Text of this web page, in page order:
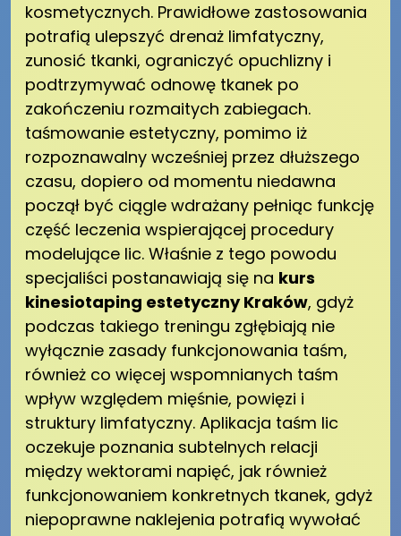
kosmetycznych. Prawidłowe zastosowania
potrafią ulepszyć drenaż limfatyczny,
zunosić tkanki, ograniczyć opuchlizny i
podtrzymywać odnowę tkanek po
zakończeniu rozmaitych zabiegach.
taśmowanie estetyczny, pomimo iż
rozpoznawalny wcześniej przez dłuższego
czasu, dopiero od momentu niedawna
począł być ciągle wdrażany pełniąc funkcję
część leczenia wspierającej procedury
modelujące lic. Właśnie z tego powodu
specjaliści postanawiają się na kurs
kinesiotaping estetyczny Kraków, gdyż
podczas takiego treningu zgłębiają nie
wyłącznie zasady funkcjonowania taśm,
również co więcej wspomnianych taśm
wpływ względem mięśnie, powięzi i
struktury limfatyczny. Aplikacja taśm lic
oczekuje poznania subtelnych relacji
między wektorami napięć, jak również
funkcjonowaniem konkretnych tkanek, gdyż
niepoprawne naklejenia potrafią wywołać